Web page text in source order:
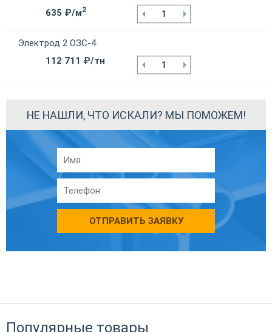
635 ₽/м2
Электрод 2 ОЗС-4
112 711 ₽/тн
НЕ НАШЛИ, ЧТО ИСКАЛИ? МЫ ПОМОЖЕМ!
ОТПРАВИТЬ ЗАЯВКУ
Популярные товары